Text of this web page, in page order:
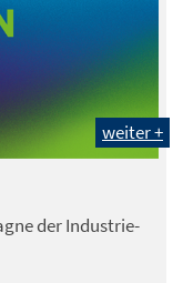
weiter +
der Industrie-